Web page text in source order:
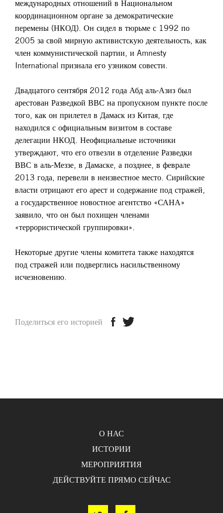
международных отношений в Национальном
координационном органе за демократические
перемены (НКОД). Он сидел в тюрьме с 1992 по
2005 за свой мирную активистскую деятельность, как
член коммунистической партии, и Amnesty
International признала его узником совести.
Двадцатого сентября 2012 года Абд аль-Азиз был
арестован Разведкой ВВС на пропускном пункте после
того, как он прилетел в Дамаск из Китая, где
находился с официальным визитом в составе
делегации НКОД. Неофициальные источники
утверждают, что его отвезли в отделение Разведки
ВВС в аль-Меззе, в Дамаске, а позднее, в феврале
2013 года, перевели в неизвестное место. Сирийские
власти отрицают его арест и содержание под стражей,
а государственное новостное агентство «САНА»
заявило, что он был похищен членами
«террористической группировки».
Некоторые другие члены комитета также находятся
под стражей или подверглись насильственному
исчезновению.
Поделиться его историей
О НАС
ИСТОРИИ
МЕРОПРИЯТИЯ
ДЕЙСТВУЙТЕ ПРЯМО СЕЙЧАС